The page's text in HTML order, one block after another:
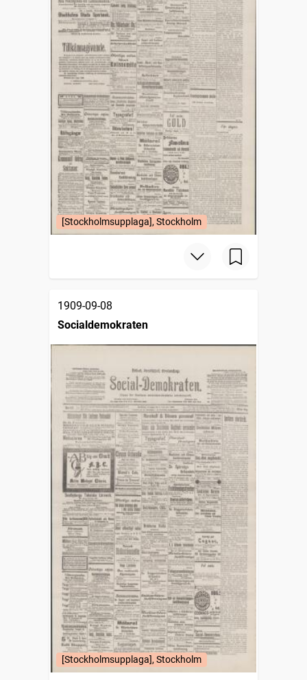
[Stockholmsupplaga], Stockholm
1909-09-08
Socialdemokraten
[Stockholmsupplaga], Stockholm